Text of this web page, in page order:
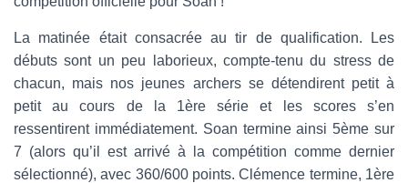
La matinée était consacrée au tir de qualification. Les
débuts sont un peu laborieux, compte-tenu du stress de
chacun, mais nos jeunes archers se détendirent petit à
petit au cours de la 1ère série et les scores s’en
ressentirent immédiatement. Soan termine ainsi 5ème sur
7 (alors qu’il est arrivé à la compétition comme dernier
sélectionné), avec 360/600 points. Clémence termine, 1ère